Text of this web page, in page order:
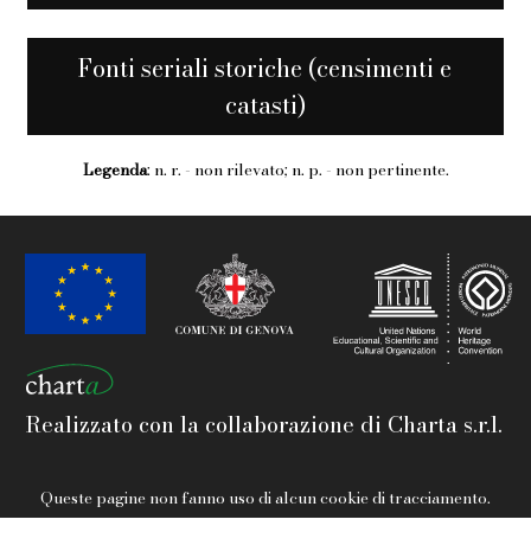
Fonti seriali storiche (censimenti e
catasti)
Legenda: n. r. - non rilevato; n. p. - non pertinente.
Realizzato con la collaborazione di Charta s.r.l.
Queste pagine non fanno uso di alcun cookie di tracciamento.